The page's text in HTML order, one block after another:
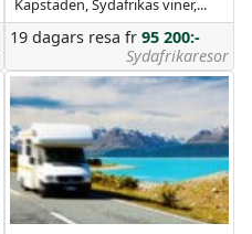
Kapstaden, Sydafrikas viner,...
19 dagars resa fr 95 200:-
Sydafrikaresor